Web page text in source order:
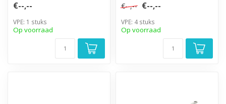
€--,--
VPE: 1 stuks
Op voorraad
€--,-- €--,--
VPE: 4 stuks
Op voorraad